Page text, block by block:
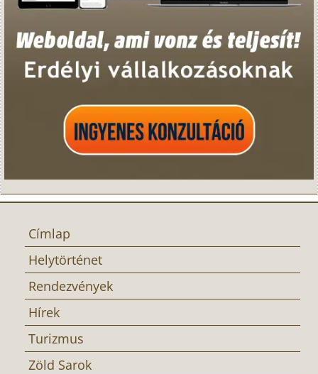
Címlap
Helytörténet
Rendezvények
Hírek
Turizmus
Zöld Sarok